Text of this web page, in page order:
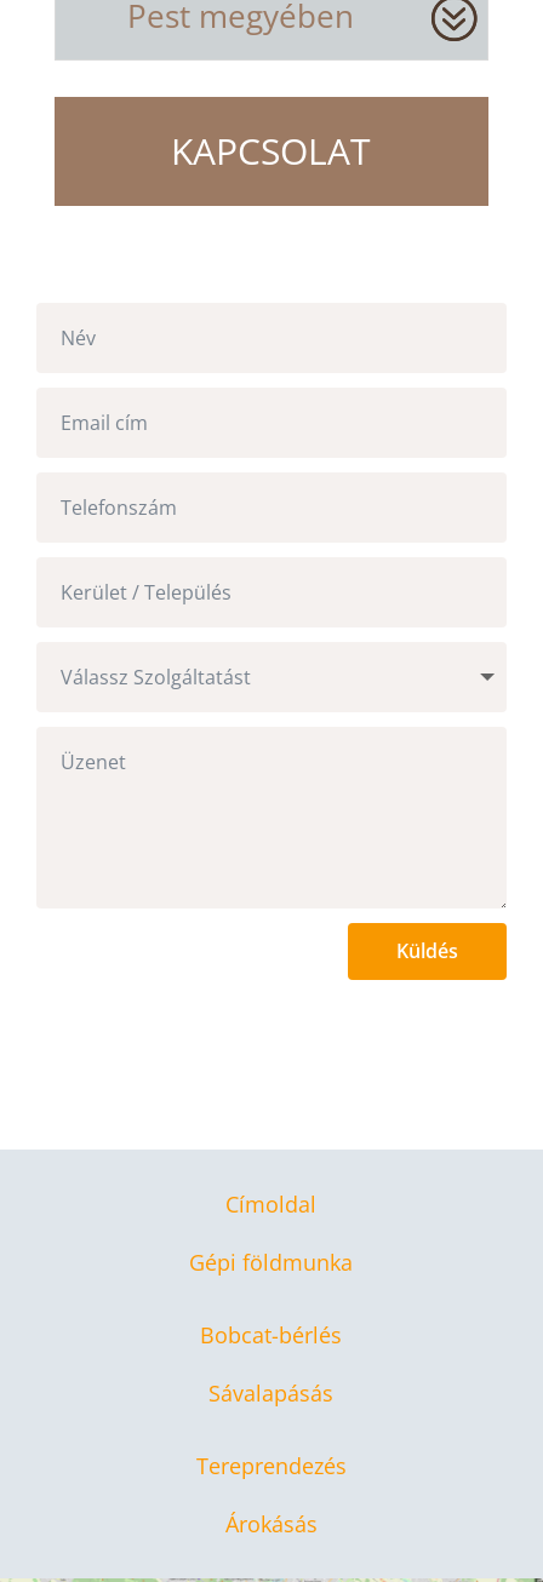
Pest megyében
KAPCSOLAT
Küldés
Címoldal
Gépi földmunka
Bobcat-bérlés
Sávalapásás
Tereprendezés
Árokásás